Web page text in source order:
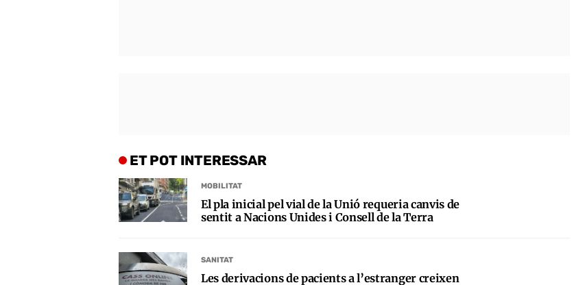
ET POT INTERESSAR
MOBILITAT
El pla inicial pel vial de la Unió requeria canvis de
sentit a Nacions Unides i Consell de la Terra
SANITAT
Les derivacions de pacients a l’estranger creixen